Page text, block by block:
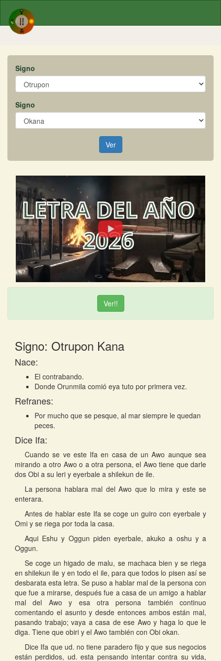
Signo
Signo
Ver
Ver!!
Signo: Otrupon Kana
Nace:
El contrabando.
Donde Orunmila comió eya tuto por primera vez.
Refranes:
Por mucho que se pesque, al mar siempre le quedan
peces.
Dice Ifa:
Cuando se ve este Ifa en casa de un Awo aunque sea
mirando a otro Awo o a otra persona, el Awo tiene que darle
dos Obi a su leri y eyerbale a shilekun de ile.
La persona hablara mal del Awo que lo mira y este se
enterara.
Antes de hablar este Ifa se coge un guiro con eyerbale y
Omi y se riega por toda la casa.
Aqui Eshu y Oggun piden eyerbale, akuko a oshu y a
Oggun.
Se coge un higado de malu, se machaca bien y se riega
en shilekun ile y en todo el ile, para que todos lo pisen así se
desbarata esta letra. Se puso a hablar mal de la persona con
que fue a mirarse, después fue a casa de un amigo a hablar
mal del Awo y esa otra persona también continuo
comentando el asunto y desde entonces ambos están mal,
pasando trabajo; vaya a casa de ese Awo y haga lo que le
diga. Tiene que obiri y el Awo también con Obi okan.
Dice Ifa que ud. no tiene paradero fijo y que sus negocios
están perdidos, ud. esta pensando intentar contra su vida,